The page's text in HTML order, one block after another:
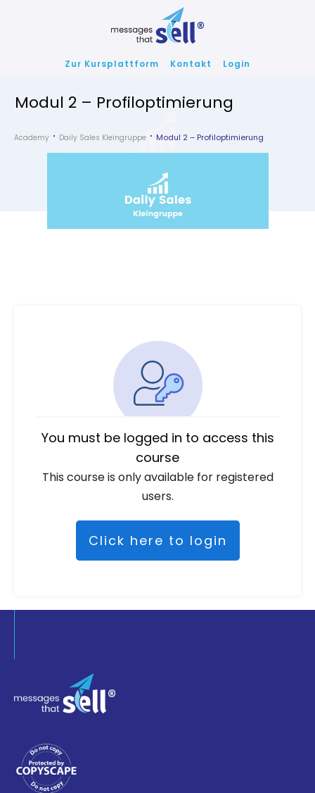
Zur Kursplattform Kontakt Login
Modul 2 – Profiloptimierung
Academy Daily Sales Kleingruppe Modul 2 – Profiloptimierung
You must be logged in to access this
course
This course is only available for registered
users.
Click here to login